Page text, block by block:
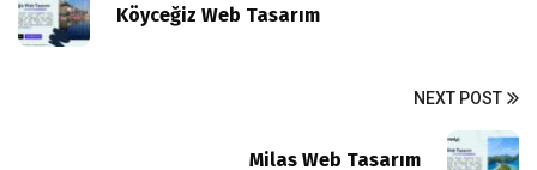
Köyceğiz Web Tasarım
NEXT POST
Milas Web Tasarım